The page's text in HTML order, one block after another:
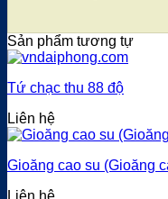
Sản phẩm tương tự
Tứ chạc thu 88 độ
Liên hệ
Gioăng cao su (Gioăng
Liên hệ